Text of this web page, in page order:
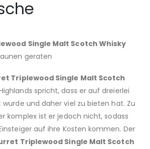
Single Malt Scotch Whisky
geraten
Triplewood Single Malt Scotch
spricht, dass er auf dreierlei
wurde und daher viel zu bieten hat. Zu
komplex ist er jedoch nicht, sodass
auf ihre Kosten kommen. Der
Triplewood Single Malt Scotch